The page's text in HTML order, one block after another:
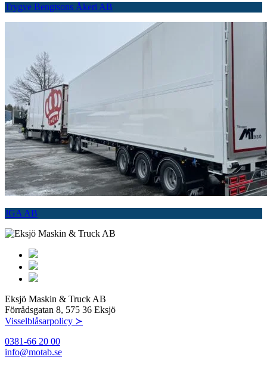
Trygve Bengtsons Åkeri AB
JGA AB
Eksjö Maskin & Truck AB
Förrådsgatan 8, 575 36 Eksjö
Visselblåsarpolicy ≻
0381-66 20 00
info@motab.se